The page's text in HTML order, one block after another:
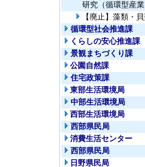
研究（循環型産
【廃止】藻類・
循環型社会推進課
くらしの安心推進課
景観まちづくり課
公園自然課
住宅政策課
東部生活環境局
中部生活環境局
西部生活環境局
西部県民局
消費生活センター
西部県民局
日野県民局